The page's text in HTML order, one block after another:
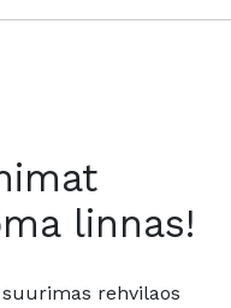
linnas!
rehvilaos